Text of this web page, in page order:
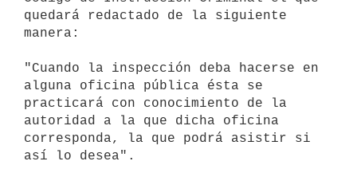
quedará redactado de la siguiente
manera:
"Cuando la inspección deba hacerse en
alguna oficina pública ésta se
practicará con conocimiento de la
autoridad a la que dicha oficina
corresponda, la que podrá asistir si